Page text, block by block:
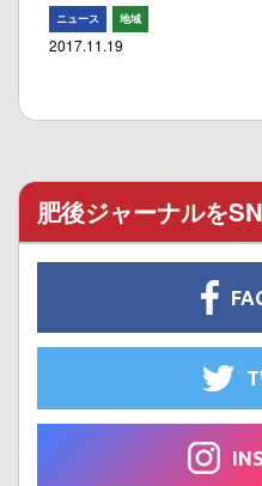
ニュース 地域
2017.11.19
肥後ジャーナルを